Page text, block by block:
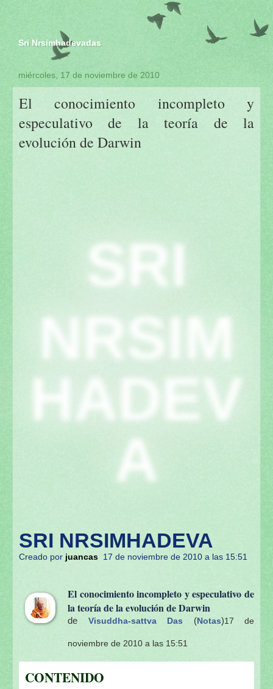
Sri Nrsimhadevadas
miércoles, 17 de noviembre de 2010
El conocimiento incompleto y
especulativo de la teoría de la
evolución de Darwin
SRI
NRSIM
HADEV
A
SRI NRSIMHADEVA
Creado por juancas 17 de noviembre de 2010 a las 15:51
El conocimiento incompleto y especulativo de
la teoría de la evolución de Darwin
de Visuddha-sattva Das (Notas)17 de
noviembre de 2010 a las 15:51
CONTENIDO